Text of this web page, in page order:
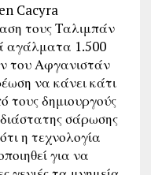
Cacyra
τους Ταλιμπάν
αγάλματα 1.500
του Αφγανιστάν
να κάνει κάτι
τους δημιουργούς
σάρωσης
η τεχνολογία
για να